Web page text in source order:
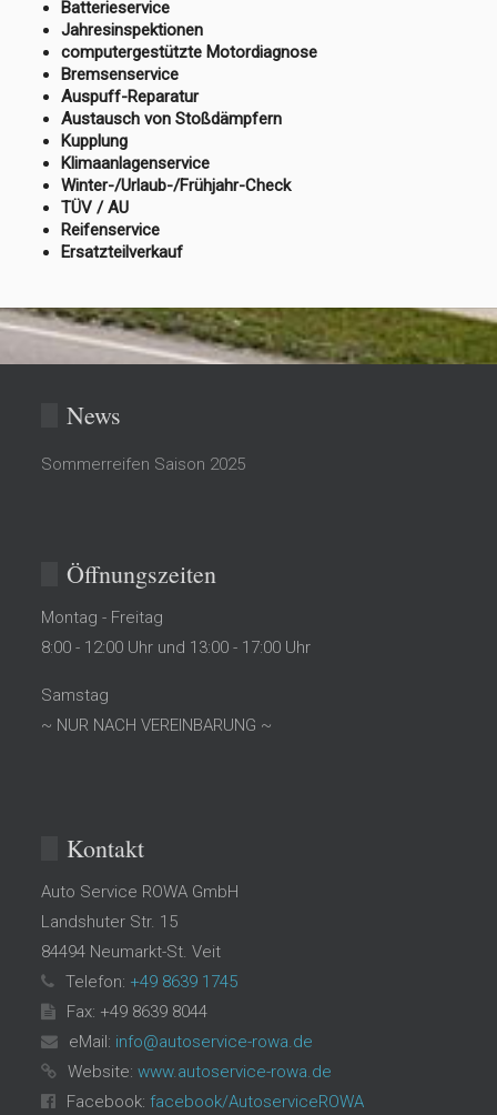
Batterieservice
Jahresinspektionen
computergestützte Motordiagnose
Bremsenservice
Auspuff-Reparatur
Austausch von Stoßdämpfern
Kupplung
Klimaanlagenservice
Winter-/Urlaub-/Frühjahr-Check
TÜV / AU
Reifenservice
Ersatzteilverkauf
News
Sommerreifen Saison 2025
Öffnungszeiten
Montag - Freitag
8:00 - 12:00 Uhr und 13:00 - 17:00 Uhr
Samstag
~ NUR NACH VEREINBARUNG ~
Kontakt
Auto Service ROWA GmbH
Landshuter Str. 15
84494 Neumarkt-St. Veit
Telefon: +49 8639 1745
Fax: +49 8639 8044
eMail: info@autoservice-rowa.de
Website: www.autoservice-rowa.de
Facebook: facebook/AutoserviceROWA